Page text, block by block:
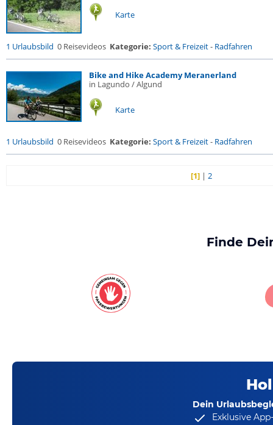
Karte
1 Urlaubsbild 0 Reisevideos Kategorie: Sport & Freizeit- Radfahren
Bike and Hike Academy Meranerland
in Lagundo / Algund
Karte
1 Urlaubsbild 0 Reisevideos Kategorie: Sport & Freizeit- Radfahren
[1] |2
Finde
Dein
Exklusive